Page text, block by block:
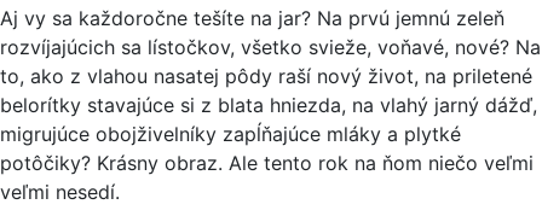
Aj vy sa každoročne tešíte na jar? Na prvú jemnú zeleň
rozvíjajúcich sa lístočkov, všetko svieže, voňavé, nové? Na
to, ako z vlahou nasatej pôdy raší nový život, na priletené
belorítky stavajúce si z blata hniezda, na vlahý jarný dážď,
migrujúce obojživelníky zapĺňajúce mláky a plytké
potôčiky? Krásny obraz. Ale tento rok na ňom niečo veľmi
veľmi nesedí.